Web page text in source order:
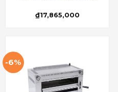
₫17,865,000
-6%